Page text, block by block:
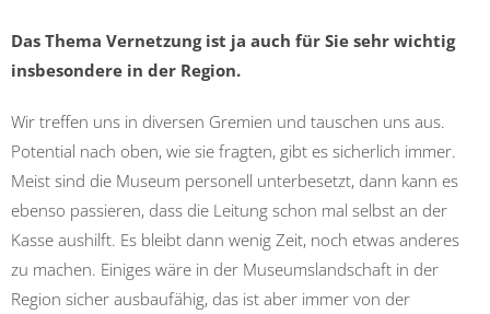
Das Thema Vernetzung ist ja auch für Sie sehr wichtig
insbesondere in der Region.
Wir treffen uns in diversen Gremien und tauschen uns aus.
Potential nach oben, wie sie fragten, gibt es sicherlich immer.
Meist sind die Museum personell unterbesetzt, dann kann es
ebenso passieren, dass die Leitung schon mal selbst an der
Kasse aushilft. Es bleibt dann wenig Zeit, noch etwas anderes
zu machen. Einiges wäre in der Museumslandschaft in der
Region sicher ausbaufähig, das ist aber immer von der